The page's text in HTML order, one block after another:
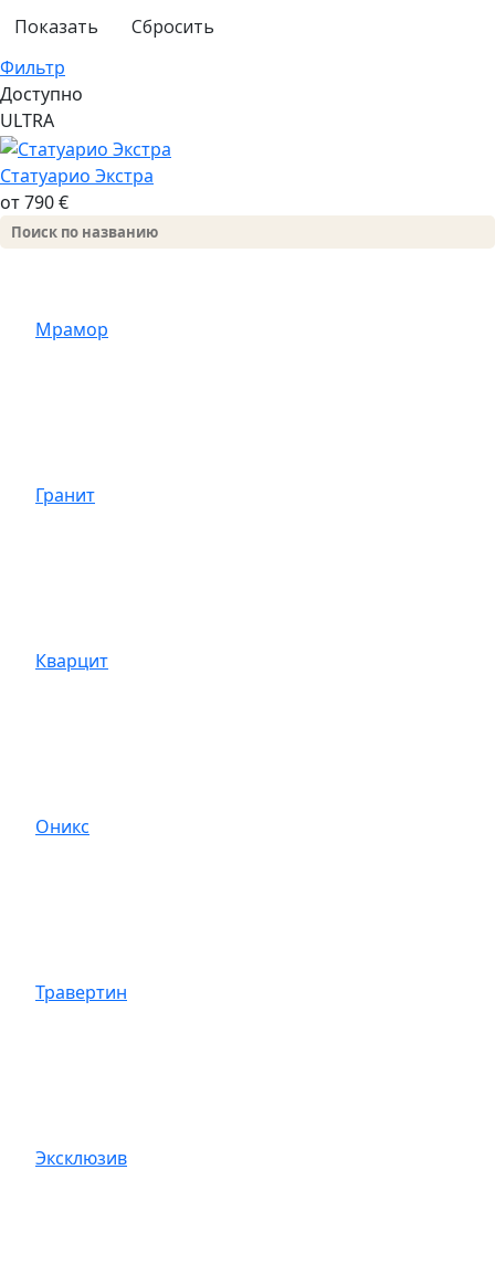
Сбросить
Фильтр
Доступно
ULTRA
Статуарио Экстра
от 790 €
Мрамор
Гранит
Кварцит
Оникс
Травертин
Эксклюзив